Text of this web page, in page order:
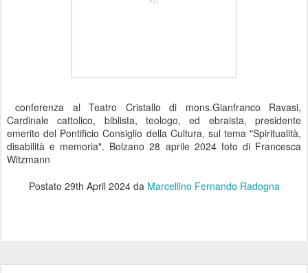
conferenza al Teatro Cristallo di mons.Gianfranco Ravasi,
Cardinale cattolico, biblista, teologo, ed ebraista, presidente
emerito del Pontificio Consiglio della Cultura, sul tema "Spiritualità,
disabilità e memoria". Bolzano 28 aprile 2024 foto di Francesca
Witzmann
Postato 29th April 2024da Marcellino Fernando Radogna